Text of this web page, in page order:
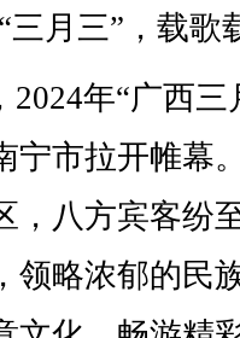
三月三”，载歌
2024年“广西
宁市拉开帷幕
，八方宾客纷
领略浓郁的民